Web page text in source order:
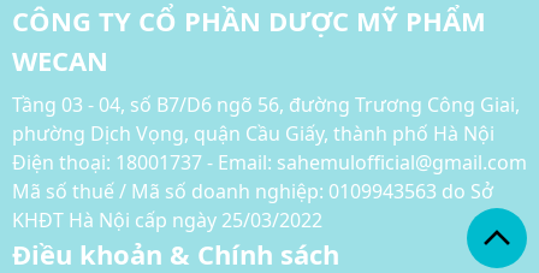
CÔNG TY CỔ PHẦN DƯỢC MỸ PHẨM
WECAN
Tầng 03 - 04, số B7/D6 ngõ 56, đường Trương Công Giai,
phường Dịch Vọng, quận Cầu Giấy, thành phố Hà Nội
Điện thoại: 18001737 - Email: sahemulofficial@gmail.com
Mã số thuế / Mã số doanh nghiệp: 0109943563 do Sở
KHĐT Hà Nội cấp ngày 25/03/2022
Điều khoản & Chính sách